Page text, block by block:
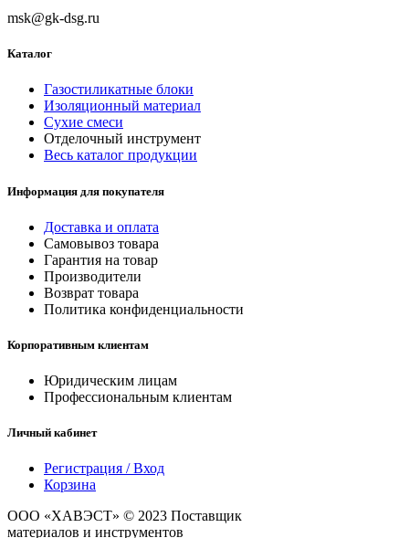
msk@gk-dsg.ru
Каталог
Газостиликатные блоки
Изоляционный материал
Сухие смеси
Отделочный инструмент
Весь каталог продукции
Информация для покупателя
Доставка и оплата
Самовывоз товара
Гарантия на товар
Производители
Возврат товара
Политика конфиденциальности
Корпоративным клиентам
Юридическим лицам
Профессиональным клиентам
Личный кабинет
Регистрация / Вход
Корзина
ООО «ХАВЭСТ» © 2023 Поставщик
материалов и инструментов